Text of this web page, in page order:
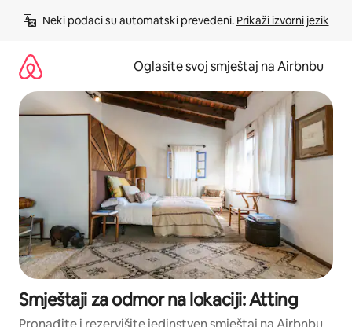
Neki podaci su automatski prevedeni. Prikaži izvorni jezik
Oglasite svoj smještaj na Airbnbu
Smještaji za odmor na lokaciji: Atting